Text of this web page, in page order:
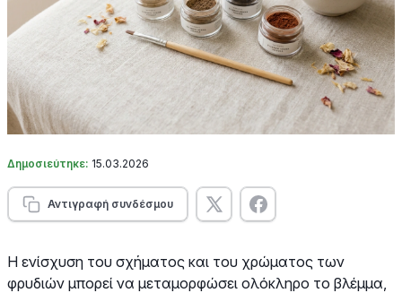
Δημοσιεύτηκε: 15.03.2026
Αντιγραφή συνδέσμου
Η ενίσχυση του σχήματος και του χρώματος των
φρυδιών μπορεί να μεταμορφώσει ολόκληρο το βλέμμα,